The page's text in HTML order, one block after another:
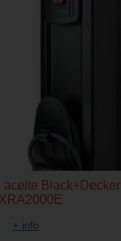
aceite Black+Decker
+ info